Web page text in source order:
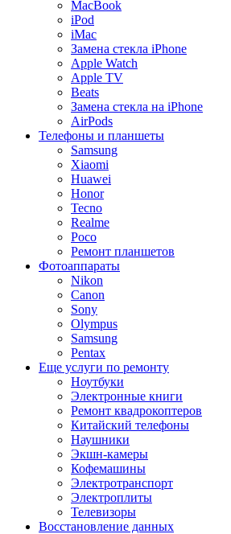
MacBook
iPod
iMac
Замена стекла iPhone
Apple Watch
Apple TV
Beats
Замена стекла на iPhone
AirPods
Телефоны и планшеты
Samsung
Xiaomi
Huawei
Honor
Tecno
Realme
Poco
Ремонт планшетов
Фотоаппараты
Nikon
Canon
Sony
Olympus
Samsung
Pentax
Еще услуги по ремонту
Ноутбуки
Электронные книги
Ремонт квадрокоптеров
Китайский телефоны
Наушники
Экшн-камеры
Кофемашины
Электротранспорт
Электроплиты
Телевизоры
Восстановление данных